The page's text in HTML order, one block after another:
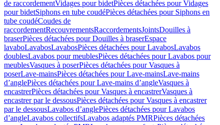
de raccordementVidages pour bidetPièces détachées pour Vidages
pour bidetSiphons en tube coudéPièces détachées pour Siphons en
tube coudéCoudes de
raccordementRecouvrementsRaccordementsJointsDouilles à
braserPièces détachées pour Douilles à braserEspace
lavaboLavabosLavabosPièces détachées pour LavabosLavabos
doublesLavabos pour meublesPièces détachées pour Lavabos pour
meublesVasques à poserPièces détachées pour Vasques à
poserLave-mainsPièces détachées pour Lave-mainsLave-mains
d’anglePièces détachées pour Lave-mains d’angleVasques à
encastrerPièces détachées pour Vasques à encastrerVasques à
encastrer par le dessousPièces détachées pour Vasques à encastrer
par le dessousLavabos d’anglePièces détachées pour Lavabos
d’angleLavabos collectifsLavabos adaptés PMRPièces détachées